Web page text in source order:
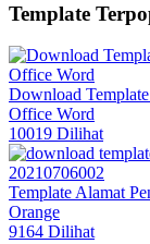
Template
Download
Office Word
10019 Dilihat
Template Alamat
Orange
9164 Dilihat